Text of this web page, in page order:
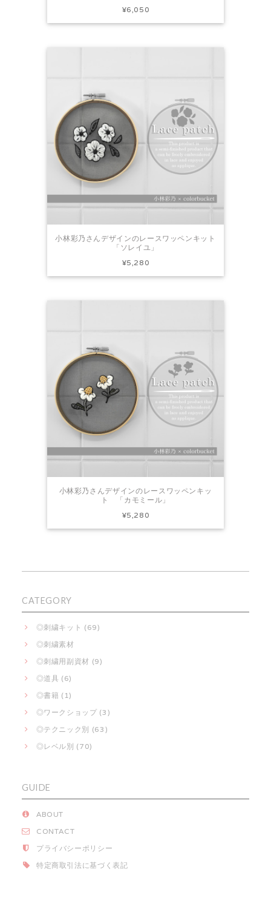
¥6,050
小林彩乃さんデザインのレースワッペンキット
「ソレイユ」
¥5,280
小林彩乃さんデザインのレースワッペンキッ
ト 「カモミール」
¥5,280
CATEGORY
◎刺繍キット (69)
◎刺繍素材
◎刺繍用副資材 (9)
◎道具 (6)
◎書籍 (1)
◎ワークショップ (3)
◎テクニック別 (63)
◎レベル別 (70)
GUIDE
ABOUT
CONTACT
プライバシーポリシー
特定商取引法に基づく表記